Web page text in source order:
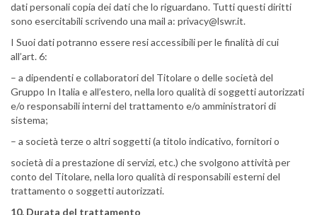
dati personali copia dei dati che lo riguardano. Tutti questi diritti
sono esercitabili scrivendo una mail a: privacy@lswr.it.
I Suoi dati potranno essere resi accessibili per le finalità di cui
all’art. 6:
– a dipendenti e collaboratori del Titolare o delle società del
Gruppo In Italia e all’estero, nella loro qualità di soggetti autorizzati
e/o responsabili interni del trattamento e/o amministratori di
sistema;
– a società terze o altri soggetti (a titolo indicativo, fornitori o
società di a prestazione di servizi, etc.) che svolgono attività per
conto del Titolare, nella loro qualità di responsabili esterni del
trattamento o soggetti autorizzati.
10. Durata del trattamento